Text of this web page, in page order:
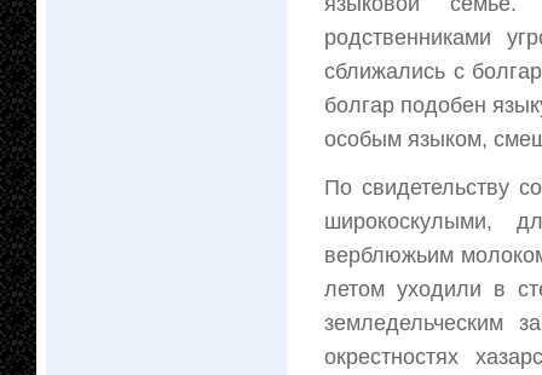
родственниками
сближались с
болгар подобен
особым языком,
По свидетельству
широкоскулыми,
верблюжьим
летом уходили в
земледельческим
окрестностях